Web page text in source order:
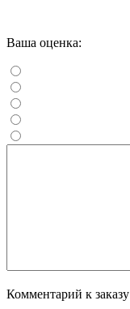
Ваша оценка:
Комментарий к заказу